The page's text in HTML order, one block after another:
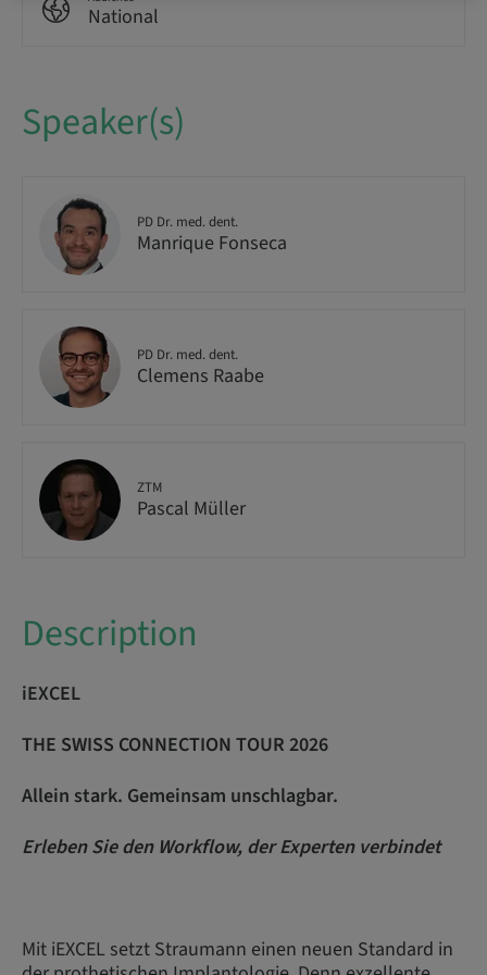
National
Speaker(s)
PD Dr. med. dent.
Manrique Fonseca
PD Dr. med. dent.
Clemens Raabe
ZTM
Pascal Müller
Description
iEXCEL
THE SWISS CONNECTION TOUR 2026
Allein stark. Gemeinsam unschlagbar.
Erleben Sie den Workflow, der Experten verbindet
Mit iEXCEL setzt Straumann einen neuen Standard in